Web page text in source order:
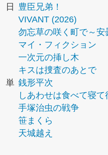
日
豊臣兄弟！
VIVANT (2026)
勿忘草の咲く町で～安
マイ・フィクション
一次元の挿し木
キスは捜査のあとで
単 銭形平次
しあわせは食べて寝
手塚治虫の戦争
笹まくら
天城越え